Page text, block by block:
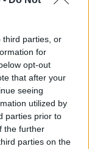
third parties, or
for
opt-out
that after your
seeing
utilized by
parties prior to
the further
parties on the